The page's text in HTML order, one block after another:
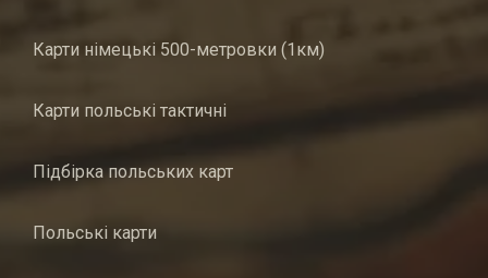
Карти німецькі 500-метровки (1км)
Карти польські тактичні
Підбірка польських карт
Польські карти